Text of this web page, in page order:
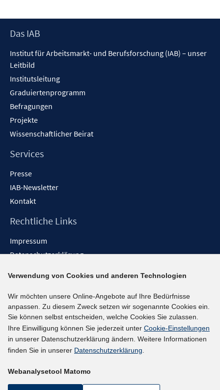
Footer
Das IAB
Institut für Arbeitsmarkt- und Berufsforschung (IAB) – unser
Leitbild
Institutsleitung
Graduiertenprogramm
Befragungen
Projekte
Wissenschaftlicher Beirat
Services
Presse
IAB-Newsletter
Kontakt
Rechtliche Links
Impressum
Datenschutzerklärung
Barrieren melden
Social-Media-Kanäle
BlueSky
YouTube
LinkedIn
kununu
Verwendung von Cookies und anderen Technologien
Wir möchten unsere Online-Angebote auf Ihre Bedürfnisse
anpassen. Zu diesem Zweck setzen wir sogenannte Cookies ein.
Sie können selbst entscheiden, welche Cookies Sie zulassen.
Ihre Einwilligung können Sie jederzeit unter Cookie-Einstellungen
in unserer Datenschutzerklärung ändern. Weitere Informationen
finden Sie in unserer Datenschutzerklärung.
Webanalysetool Matomo